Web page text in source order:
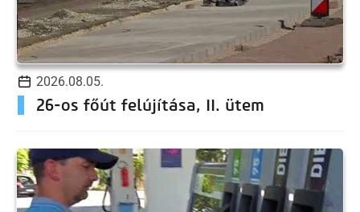
2026.08.05.
26-os főút felújítása, II. ütem